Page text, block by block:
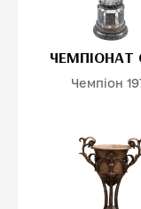
ЧЕМПІОНАТ
Чемпіон